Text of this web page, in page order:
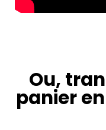
Ou,
panier